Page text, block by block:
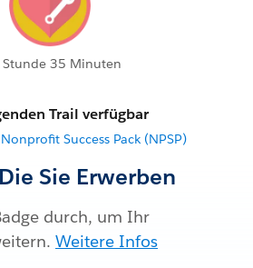
Stunde 35 Minuten
Trail verfügbar
Success Pack (NPSP)
Sie Erwerben
durch, um Ihr
Weitere Infos